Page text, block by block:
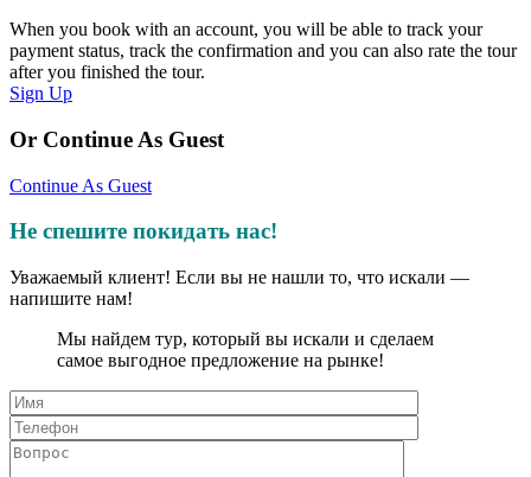
When you book with an account, you will be able to track your
payment status, track the confirmation and you can also rate the tour
after you finished the tour.
Sign Up
Or Continue As Guest
Continue As Guest
Не спешите покидать нас!
Уважаемый клиент! Если вы не нашли то, что искали —
напишите нам!
Мы найдем тур, который вы искали и сделаем
самое выгодное предложение на рынке!